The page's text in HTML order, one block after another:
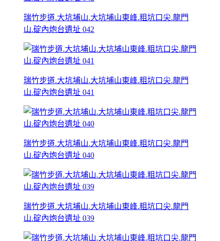
瑞竹步道.大坑埔山.大坑埔山東峰.粗坑口尖.龍門
山.碇內炮台遺址 042
瑞竹步道.大坑埔山.大坑埔山東峰.粗坑口尖.龍門
山.碇內炮台遺址 041
瑞竹步道.大坑埔山.大坑埔山東峰.粗坑口尖.龍門
山.碇內炮台遺址 040
瑞竹步道.大坑埔山.大坑埔山東峰.粗坑口尖.龍門
山.碇內炮台遺址 039